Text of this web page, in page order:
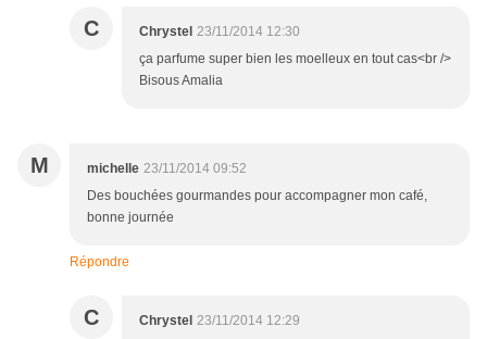
C Chrystel 23/11/2014 12:30
ça parfume super bien les moelleux en tout cas<br />
Bisous Amalia
M michelle 23/11/2014 09:52
Des bouchées gourmandes pour accompagner mon café,
bonne journée
Répondre
C Chrystel 23/11/2014 12:29